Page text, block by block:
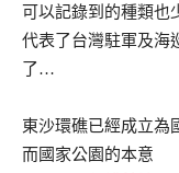
可以記錄到的種類也
代表了台灣駐軍及海
了…
東沙環礁已經成立為
而國家公園的本意